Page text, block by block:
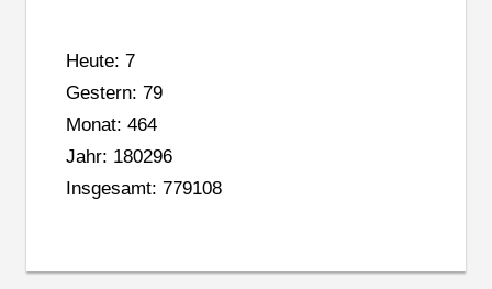
Heute: 7
Gestern: 79
Monat: 464
Jahr: 180296
Insgesamt: 779108